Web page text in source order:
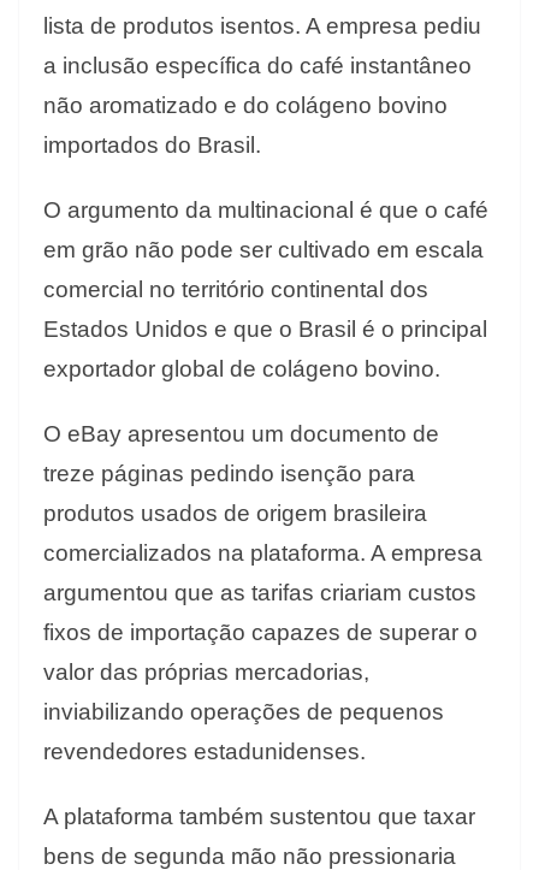
lista de produtos isentos. A empresa pediu
a inclusão específica do café instantâneo
não aromatizado e do colágeno bovino
importados do Brasil.
O argumento da multinacional é que o café
em grão não pode ser cultivado em escala
comercial no território continental dos
Estados Unidos e que o Brasil é o principal
exportador global de colágeno bovino.
O eBay apresentou um documento de
treze páginas pedindo isenção para
produtos usados de origem brasileira
comercializados na plataforma. A empresa
argumentou que as tarifas criariam custos
fixos de importação capazes de superar o
valor das próprias mercadorias,
inviabilizando operações de pequenos
revendedores estadunidenses.
A plataforma também sustentou que taxar
bens de segunda mão não pressionaria